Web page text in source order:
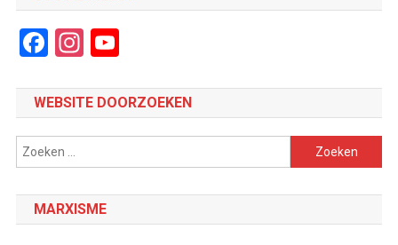
Facebook
Instagram
YouTube
WEBSITE DOORZOEKEN
Zoeken
naar:
MARXISME